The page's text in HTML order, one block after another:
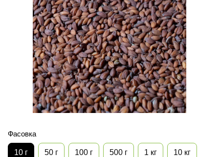
Фасовка
10 г 50 г 100 г 500 г 1 кг 10 кг